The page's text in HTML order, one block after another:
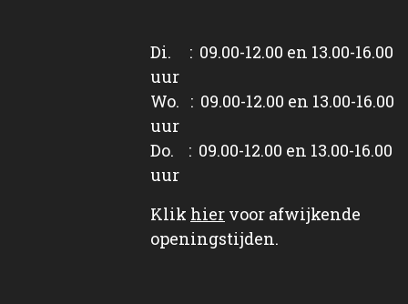
Di. : 09.00-12.00 en 13.00-16.00
uur
Wo. : 09.00-12.00 en 13.00-16.00
uur
Do. : 09.00-12.00 en 13.00-16.00
uur
Klik hier voor afwijkende
openingstijden.